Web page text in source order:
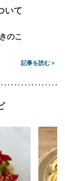
いて
のこ
記事を読む >